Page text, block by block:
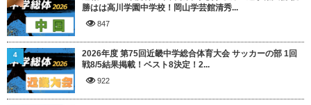
勝はは高川学園中学校！岡山学芸館清秀...
847
2026年度 第75回近畿中学総合体育大会 サッカーの部 1回
戦8/5結果掲載！ベスト8決定！2...
922
4